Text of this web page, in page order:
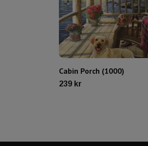
Cabin Porch (1000)
239 kr